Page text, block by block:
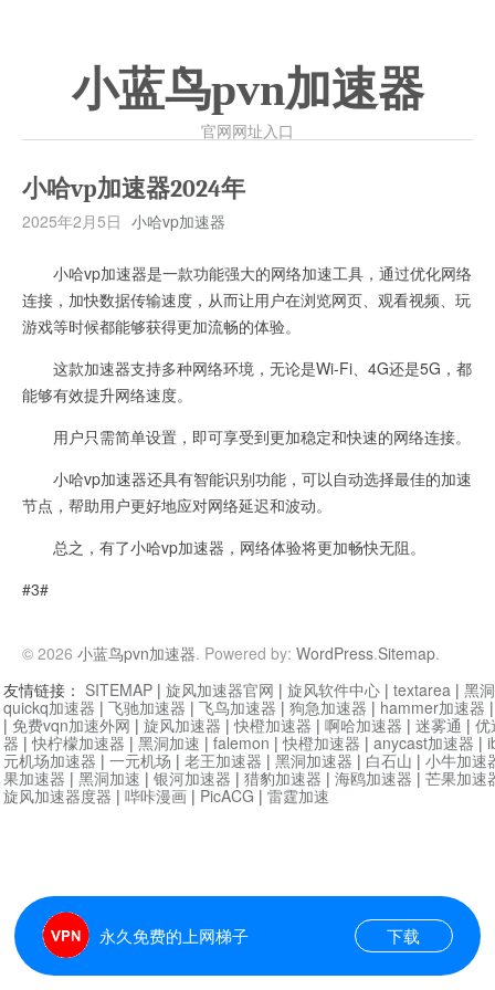
小蓝鸟pvn加速器
官网网址入口
小哈vp加速器2024年
2025年2月5日 小哈vp加速器
小哈vp加速器是一款功能强大的网络加速工具，通过优化网络
连接，加快数据传输速度，从而让用户在浏览网页、观看视频、玩
游戏等时候都能够获得更加流畅的体验。
这款加速器支持多种网络环境，无论是Wi-Fi、4G还是5G，都
能够有效提升网络速度。
用户只需简单设置，即可享受到更加稳定和快速的网络连接。
小哈vp加速器还具有智能识别功能，可以自动选择最佳的加速
节点，帮助用户更好地应对网络延迟和波动。
总之，有了小哈vp加速器，网络体验将更加畅快无阻。
#3#
© 2026 小蓝鸟pvn加速器. Powered by: WordPress.Sitemap.
永久免费的上网梯子 下载
友情链接： SITEMAP | 旋风加速器官网 | 旋风软件中心 | textarea | 黑
quickq加速器 | 飞驰加速器 | 飞鸟加速器 | 狗急加速器 | hammer加速器
| 免费vqn加速外网 | 旋风加速器 |快橙加速器 | 啊哈加速器 | 迷雾通 | 优
器 |快柠檬加速器 | 黑洞加速 | falemon |快橙加速器 | anycast加速器 |
元机场加速器 | 一元机场 | 老王加速器 | 黑洞加速器 | 白石山 | 小牛加速
果加速器 | 黑洞加速 | 银河加速器 | 猎豹加速器 | 海鸥加速器 | 芒果加速
旋风加速器度器 | 哔咔漫画 | PicACG | 雷霆加速